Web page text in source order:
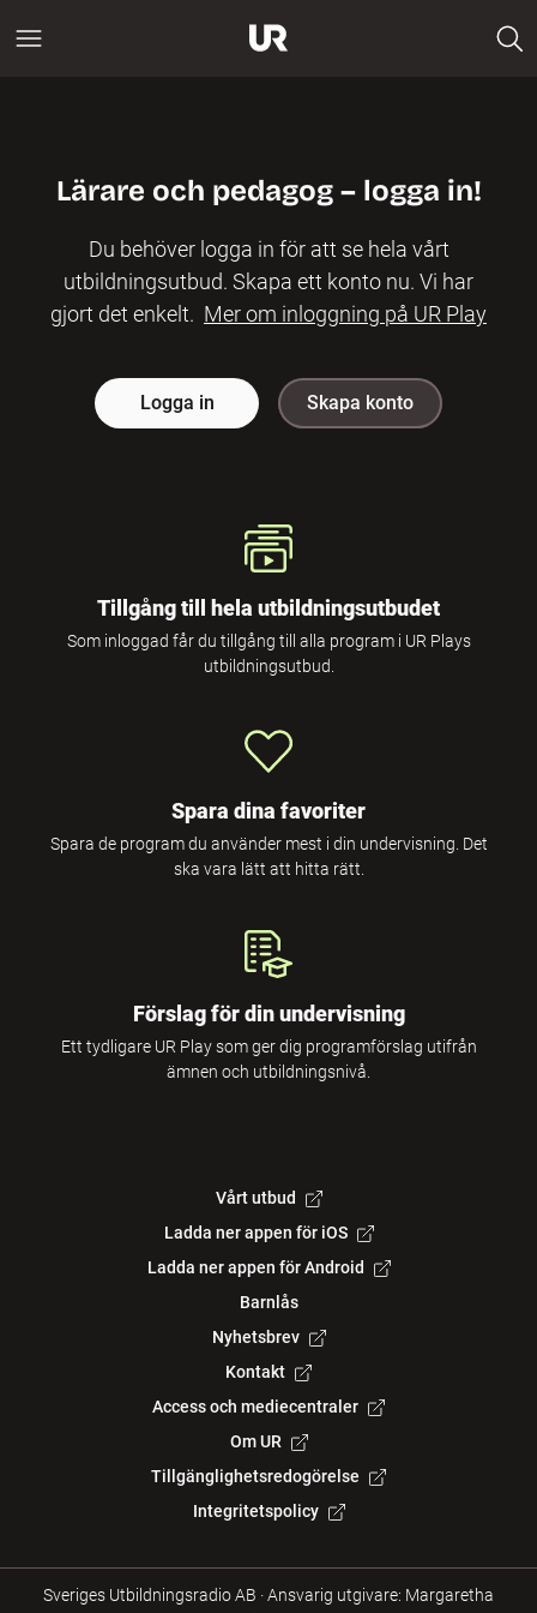
Lärare och pedagog – logga in!
Du behöver logga in för att se hela vårt
utbildningsutbud. Skapa ett konto nu. Vi har
gjort det enkelt. Mer om inloggning på UR Play
Logga in Skapa konto
Tillgång till hela utbildningsutbudet
Som inloggad får du tillgång till alla program i UR Plays
utbildningsutbud.
Spara dina favoriter
Spara de program du använder mest i din undervisning. Det
ska vara lätt att hitta rätt.
Förslag för din undervisning
Ett tydligare UR Play som ger dig programförslag utifrån
ämnen och utbildningsnivå.
Vårt utbud
Ladda ner appen för iOS
Ladda ner appen för Android
Barnlås
Nyhetsbrev
Kontakt
Access och mediecentraler
Om UR
Tillgänglighetsredogörelse
Integritetspolicy
Sveriges Utbildningsradio AB ·Ansvarig utgivare: Margaretha